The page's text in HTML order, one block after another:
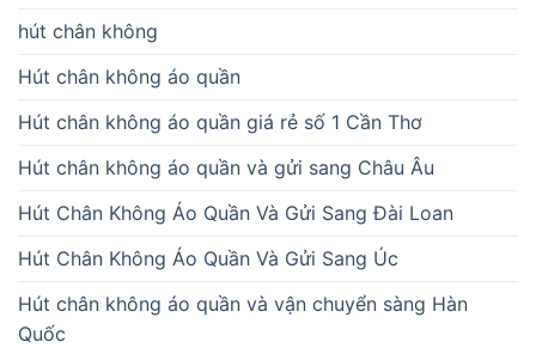
hút chân không
Hút chân không áo quần
Hút chân không áo quần giá rẻ số 1 Cần Thơ
Hút chân không áo quần và gửi sang Châu Âu
Hút Chân Không Áo Quần Và Gửi Sang Đài Loan
Hút Chân Không Áo Quần Và Gửi Sang Úc
Hút chân không áo quần và vận chuyển sàng Hàn
Quốc